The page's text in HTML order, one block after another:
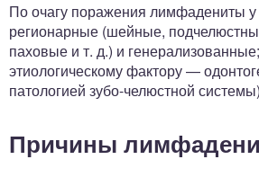
По очагу поражения лимфадениты у
регионарные (шейные,
паховые и т. д.) и
этиологическому фактору —
патологией зубо-челюстной
Причины